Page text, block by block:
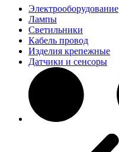
Электрооборудование
Лампы
Светильники
Кабель провод
Изделия крепежные
Датчики и сенсоры